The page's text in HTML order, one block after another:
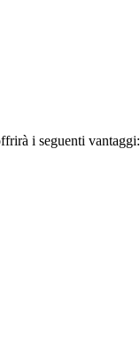
i seguenti vantaggi: